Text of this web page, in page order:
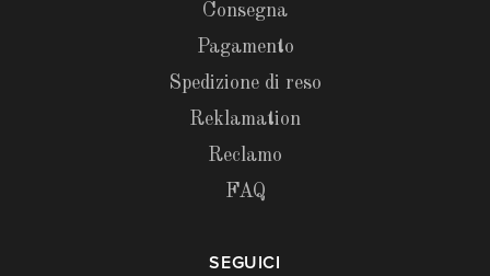
Consegna
Pagamento
Spedizione di reso
Reklamation
Reclamo
FAQ
SEGUICI